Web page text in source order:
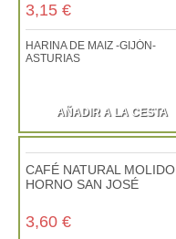
3,15 €
HARINA DE MAIZ -GIJÓN-
ASTURIAS
AÑADIR A LA CESTA
CAFÉ NATURAL MOLIDO
HORNO SAN JOSÉ
3,60 €